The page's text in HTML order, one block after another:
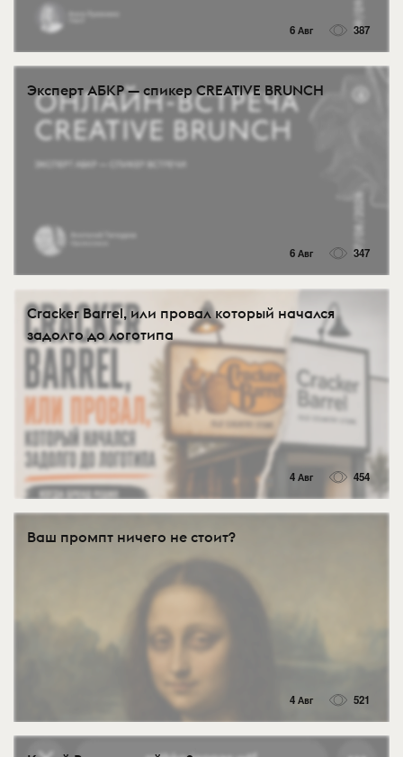
6 Авг 387
Эксперт АБКР — спикер CREATIVE BRUNCH
6 Авг 347
Cracker Barrel, или провал который начался
задолго до логотипа
4 Авг 454
Ваш промпт ничего не стоит?
4 Авг 521